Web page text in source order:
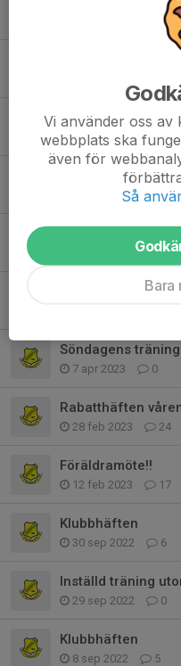
15
Lag- och
Träningar på gräs
3 okt 2023 0
Ingen träning
19 sep 2023 0
10 aug 2023 1
Ingen träning idag
Söndagens
7 apr 2023 0
Rabatthäften
28 feb 2023 24
Föräldramöte!!
12 feb 2023 17
Klubbhäften
30 sep 2022 6
Inställd träning
29 sep 2022 0
Klubbhäften
8 sep 2022 5
Vi använder oss
webbplats ska
även för
Så
Bara